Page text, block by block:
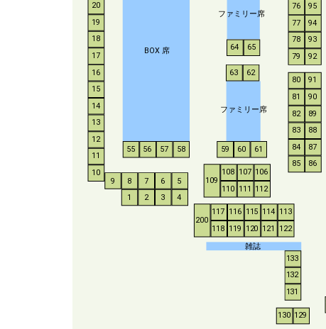
BOX 席
ファミリー席
ファミリー席
雑誌
1 2 3 4
5
6
7
8
9
10
11
12
13
14
15
16
17
18
19
20
55 56 57 58 59 60 61
62
63
64 65
76
77
78
79
80
81
82
83
84
85
86
87
88
89
90
91
92
93
94
95
106
107
108
109
110 111 112
113
114
115
116
117
118 119 120 121 122
129
130
131
132
133
200